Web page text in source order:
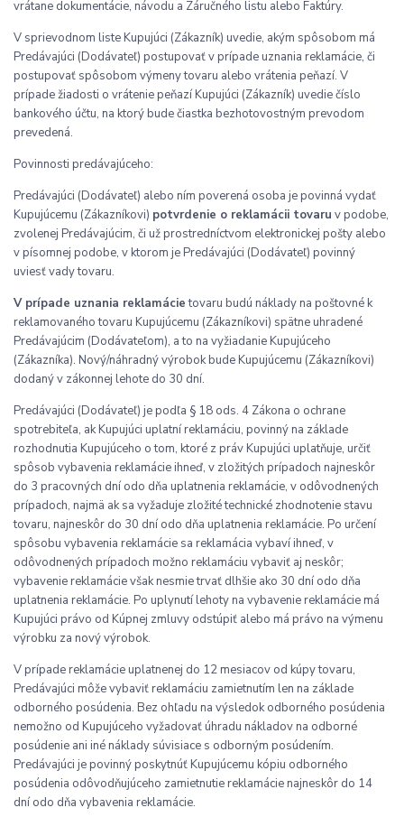
vrátane dokumentácie, návodu a Záručného listu alebo Faktúry.
V sprievodnom liste Kupujúci (Zákazník) uvedie, akým spôsobom má
Predávajúci (Dodávateľ) postupovať v prípade uznania reklamácie, či
postupovať spôsobom výmeny tovaru alebo vrátenia peňazí. V
prípade žiadosti o vrátenie peňazí Kupujúci (Zákazník) uvedie číslo
bankového účtu, na ktorý bude čiastka bezhotovostným prevodom
prevedená.
Povinnosti predávajúceho:
Predávajúci (Dodávateľ) alebo ním poverená osoba je povinná vydať
Kupujúcemu (Zákazníkovi) potvrdenie o reklamácii tovaru v podobe,
zvolenej Predávajúcim, či už prostredníctvom elektronickej pošty alebo
v písomnej podobe, v ktorom je Predávajúci (Dodávateľ) povinný
uviesť vady tovaru.
V prípade uznania reklamácietovaru budú náklady na poštovné k
reklamovaného tovaru Kupujúcemu (Zákazníkovi) spätne uhradené
Predávajúcim (Dodávateľom), a to na vyžiadanie Kupujúceho
(Zákazníka). Nový/náhradný výrobok bude Kupujúcemu (Zákazníkovi)
dodaný v zákonnej lehote do 30 dní.
Predávajúci (Dodávateľ) je podľa § 18 ods. 4 Zákona o ochrane
spotrebiteľa, ak Kupujúci uplatní reklamáciu, povinný na základe
rozhodnutia Kupujúceho o tom, ktoré z práv Kupujúci uplatňuje, určiť
spôsob vybavenia reklamácie ihneď, v zložitých prípadoch najneskôr
do 3 pracovných dní odo dňa uplatnenia reklamácie, v odôvodnených
prípadoch, najmä ak sa vyžaduje zložité technické zhodnotenie stavu
tovaru, najneskôr do 30 dní odo dňa uplatnenia reklamácie. Po určení
spôsobu vybavenia reklamácie sa reklamácia vybaví ihneď, v
odôvodnených prípadoch možno reklamáciu vybaviť aj neskôr;
vybavenie reklamácie však nesmie trvať dlhšie ako 30 dní odo dňa
uplatnenia reklamácie. Po uplynutí lehoty na vybavenie reklamácie má
Kupujúci právo od Kúpnej zmluvy odstúpiť alebo má právo na výmenu
výrobku za nový výrobok.
V prípade reklamácie uplatnenej do 12 mesiacov od kúpy tovaru,
Predávajúci môže vybaviť reklamáciu zamietnutím len na základe
odborného posúdenia. Bez ohľadu na výsledok odborného posúdenia
nemožno od Kupujúceho vyžadovať úhradu nákladov na odborné
posúdenie ani iné náklady súvisiace s odborným posúdením.
Predávajúci je povinný poskytnúť Kupujúcemu kópiu odborného
posúdenia odôvodňujúceho zamietnutie reklamácie najneskôr do 14
dní odo dňa vybavenia reklamácie.